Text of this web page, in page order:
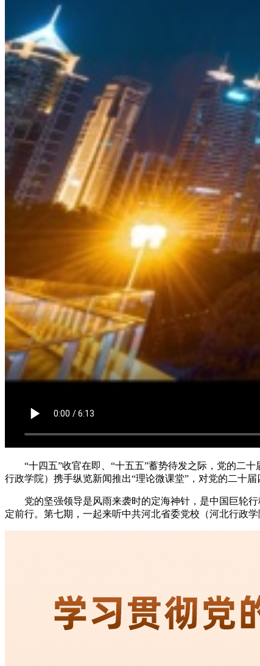
“十四五”收官在即、“十五五”蓄势待发之际，党的二
行政学院）携手纵览新闻推出“理论微课堂”，对党的二十
党的坚强领导是风雨来袭时的定海神针，是中国巨轮
定前行。第七期，一起来听中共河北省委党校（河北行政